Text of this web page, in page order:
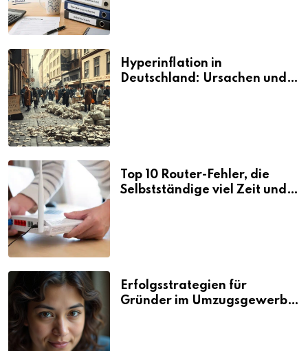
Hyperinflation in
Deutschland: Ursachen und
Top 10 Router-Fehler, die
Selbstständige viel Zeit und
Erfolgsstrategien für
Gründer im Umzugsgewerbe